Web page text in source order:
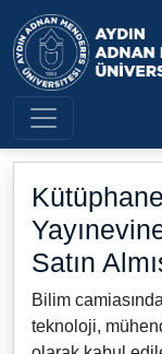
Aydın
Satın
Bilim
teknoloji,